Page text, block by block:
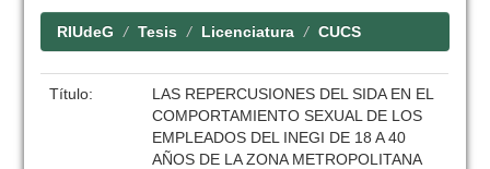
RIUdeG Tesis Licenciatura CUCS
Título:
LAS REPERCUSIONES DEL SIDA EN EL
COMPORTAMIENTO SEXUAL DE LOS
EMPLEADOS DEL INEGI DE 18 A 40
AÑOS DE LA ZONA METROPOLITANA